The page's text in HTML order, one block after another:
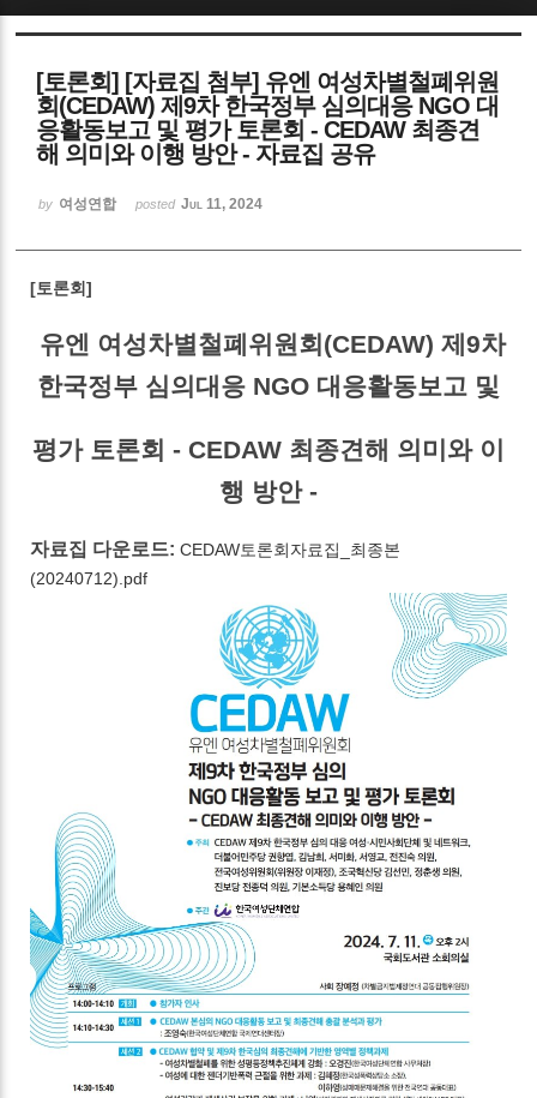
[토론회] [자료집 첨부] 유엔 여성차별철폐위원
회(CEDAW) 제9차 한국정부 심의대응 NGO 대
응활동보고 및 평가 토론회 - CEDAW 최종견
해 의미와 이행 방안 - 자료집 공유
by 여성연합 posted Jul 11, 2024
[토론회]
유엔 여성차별철폐위원회(CEDAW) 제9차
한국정부 심의대응 NGO 대응활동보고 및
평가 토론회 - CEDAW 최종견해 의미와 이
행 방안 -
자료집 다운로드:CEDAW토론회자료집_최종본
(20240712).pdf
Sketchbook5, 스케치북5
Sketchbook5, 스케치북5